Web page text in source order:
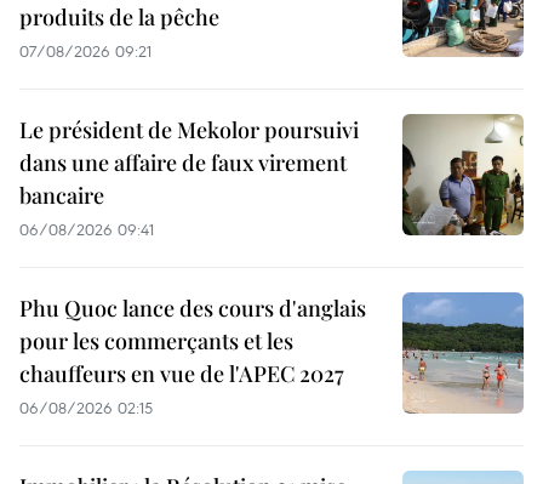
produits de la pêche
07/08/2026 09:21
Le président de Mekolor poursuivi
dans une affaire de faux virement
bancaire
06/08/2026 09:41
Phu Quoc lance des cours d'anglais
pour les commerçants et les
chauffeurs en vue de l'APEC 2027
06/08/2026 02:15